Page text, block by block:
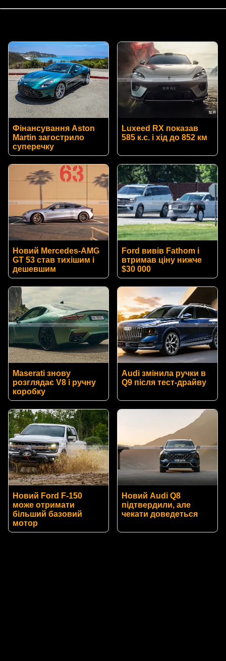
Фінансування Aston
Martin загострило
суперечку
Luxeed RX показав
585 к.с. і хід до 852 км
Новий Mercedes-AMG
GT 53 став тихішим і
дешевшим
Ford вивів Fathom і
втримав ціну нижче
$30 000
Maserati знову
розглядає V8 і ручну
коробку
Audi змінила ручки в
Q9 після тест-драйву
Новий Ford F-150
може отримати
більший базовий
мотор
Новий Audi Q8
підтвердили, але
чекати доведеться